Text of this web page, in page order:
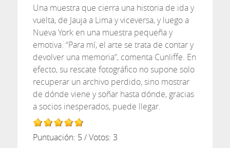
Una muestra que cierra una historia de ida y
vuelta, de Jauja a Lima y viceversa, y luego a
Nueva York en una muestra pequeña y
emotiva. “Para mí, el arte se trata de contar y
devolver una memoria”, comenta Cunliffe. En
efecto, su rescate fotográfico no supone solo
recuperar un archivo perdido, sino mostrar
de dónde viene y soñar hasta dónde, gracias
a socios inesperados, puede llegar.
Puntuación: 5 / Votos: 3